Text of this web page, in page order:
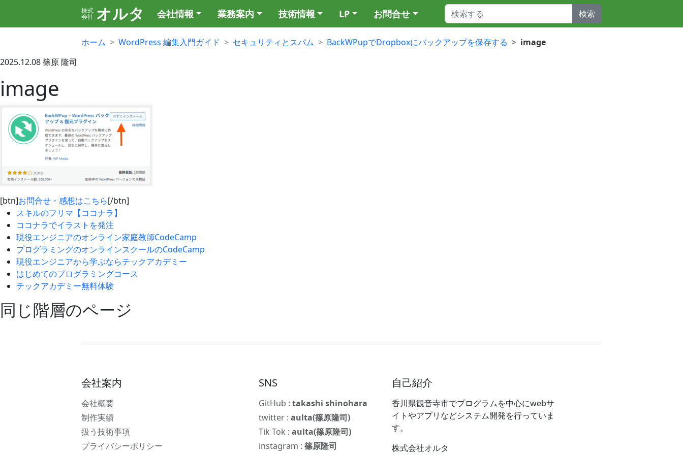
株式
会社 オルタ 会社情報 業務案内 技術情報 LP お問合せ 検索
ホーム WordPress 編集入門ガイド セキュリティとスパム BackWPupでDropboxにバックアップを保存する
image
2025.12.08篠原 隆司
image
[btn]お問合せ・感想はこちら[/btn]
スキルのフリマ【ココナラ】
ココナラでイラストを発注
現役エンジニアのオンライン家庭教師CodeCamp
プログラミングのオンラインスクールのCodeCamp
現役エンジニアから学ぶならテックアカデミー
はじめてのプログラミングコース
テックアカデミー無料体験
同じ階層のページ
会社案内
会社概要
制作実績
扱う技術事項
プライバシーポリシー
SNS
GitHub :takashi shinohara
twitter :aulta(篠原隆司)
Tik Tok :aulta(篠原隆司)
instagram :篠原隆司
自己紹介
香川県観音寺市でプログラムを中心にwebサ
イトやアプリなどシステム開発を行っていま
す。
株式会社オルタ